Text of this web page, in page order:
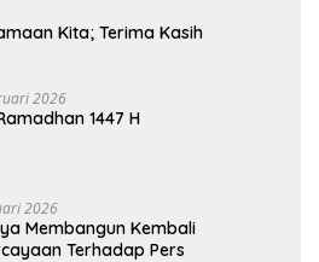
Kita; Terima Kasih
2026
1447 H
2026
Membangun Kembali
Terhadap Pers